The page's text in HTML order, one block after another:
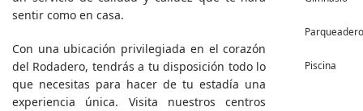
sentir como en casa.
Con una ubicación privilegiada en el corazón
del Rodadero, tendrás a tu disposición todo lo
que necesitas para hacer de tu estadía una
experiencia única. Visita nuestros centros
Piscina